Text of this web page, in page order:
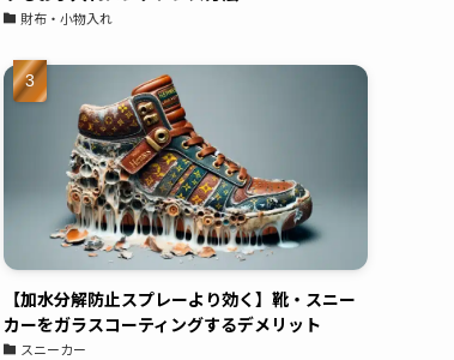
なんで汚したくなので気にしていたら、友人か
頂き、夕方にはすぐ履けるようにしてもらって
そこから履いてますが、白スニーカーでも気に
ならないくらいキレイに保ててます。また新し
いの買ったら持って行こうと思います
Shochan
00:07 29 Aug 22
バレンシアガのスニーカーの
のスニーカーならば、汚れたら買い替えればよ
いやという気持ちですが、高級ブランドのスニ
財布・小物入れ
【加水分解防止スプレーより効く】靴・スニー
カーをガラスコーティングするデメリット
スニーカー